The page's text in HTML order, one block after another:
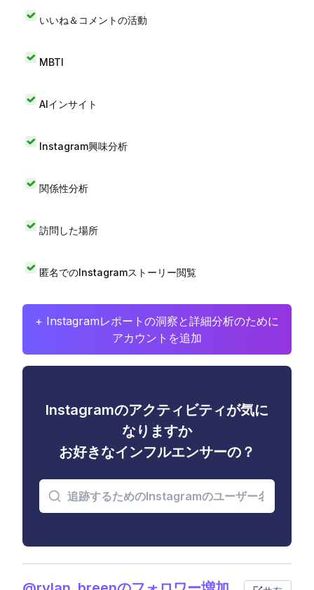
いいね＆コメントの活動
MBTI
AIインサイト
Instagram興味分析
関係性分析
訪問した場所
匿名でのInstagramストーリー閲覧
+ Instagramレポートの洞察と詳細分析のために
アカウントを追加
Instagramのアクティビティが気に
なりますか
お好きなインフルエンサーの？